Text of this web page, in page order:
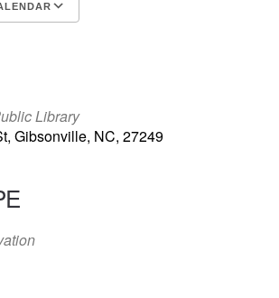
Library
Gibsonville, NC, 27249